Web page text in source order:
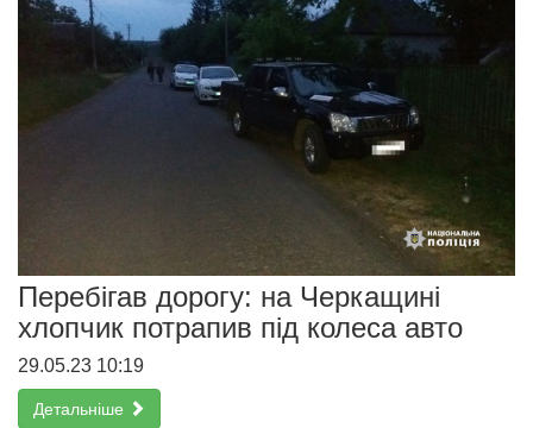
Перебігав дорогу: на Черкащині
хлопчик потрапив під колеса авто
29.05.23 10:19
Детальніше